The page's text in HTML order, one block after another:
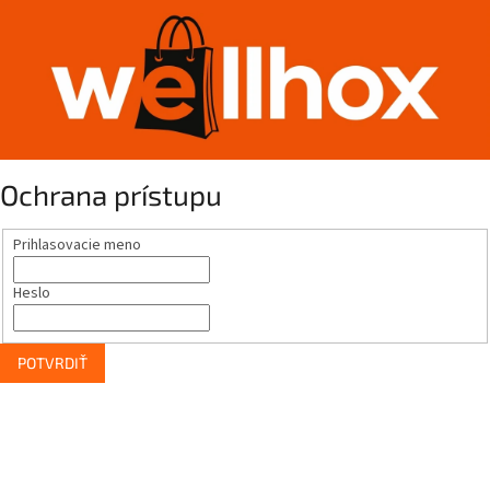
Ochrana prístupu
Prihlasovacie meno
Heslo
POTVRDIŤ